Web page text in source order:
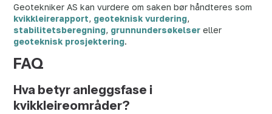
Geotekniker AS kan vurdere om saken bør håndteres som
kvikkleirerapport, geoteknisk vurdering,
stabilitetsberegning, grunnundersøkelser eller
geoteknisk prosjektering.
FAQ
Hva betyr anleggsfase i
kvikkleireområder?